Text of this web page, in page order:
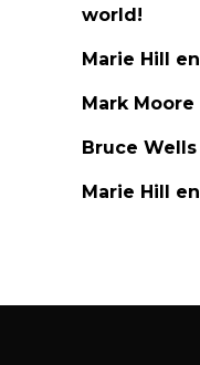
world!
Marie Hill en
Mark Moore
Bruce Wells
Marie Hill en